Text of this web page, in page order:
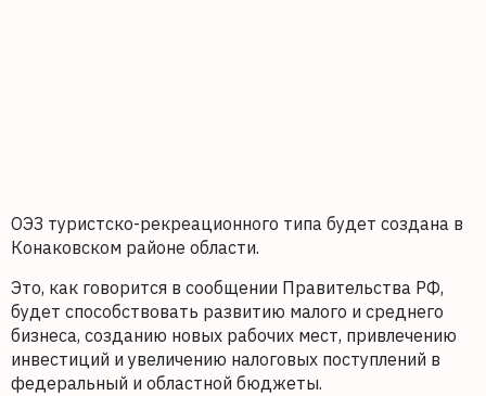
ОЭЗ туристско-рекреационного типа будет создана в
Конаковском районе области.
Это, как говорится в сообщении Правительства РФ,
будет способствовать развитию малого и среднего
бизнеса, созданию новых рабочих мест, привлечению
инвестиций и увеличению налоговых поступлений в
федеральный и областной бюджеты.